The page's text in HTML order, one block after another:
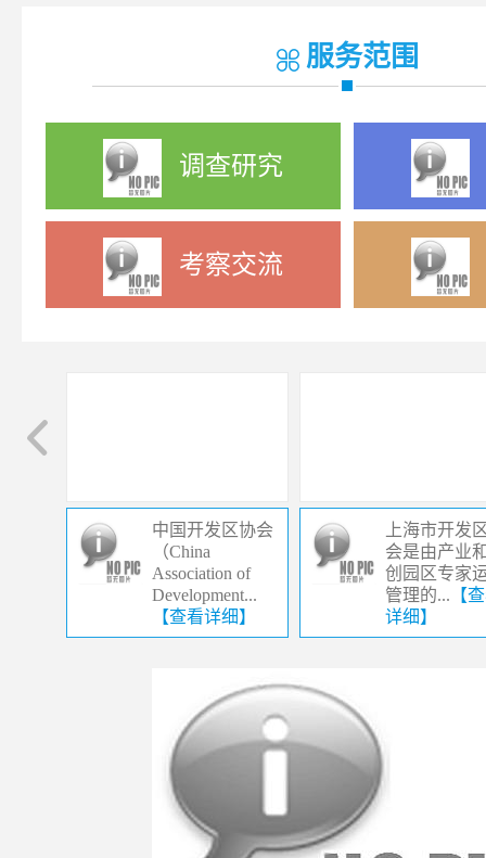
服务范围
调查研究
考察交流
中国开发区协会
（China
Association of
Development...
【查看详细】
上海市开发
会是由产业
创园区专家
管理的... 【
详细】